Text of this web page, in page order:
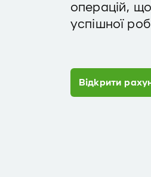
операцій,
успішної
Відкрити